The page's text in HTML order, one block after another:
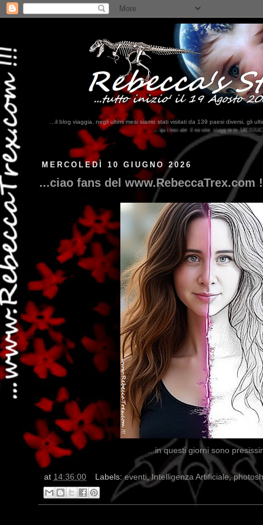
...il blog viaggia, negli ultimi mesi siamo stati visitati da 139 paesi diversi, gli
...qui trovate il nostro viaggio in MESSICO 2023... clikka qui !!!
MERCOLEDÌ 10 GIUGNO 2026
...ciao fans del www.RebeccaTrex.com
...in questi giorni sono
at 14:36:00 Labels:eventi,Intelligenza Artificiale,